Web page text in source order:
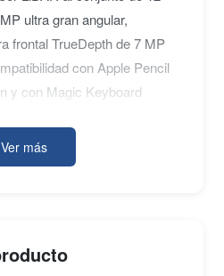
ultra gran angular,
frontal TrueDepth de 7 MP
con Apple Pencil
y con Magic Keyboard
mide 280,6 × 214,9
Ver más